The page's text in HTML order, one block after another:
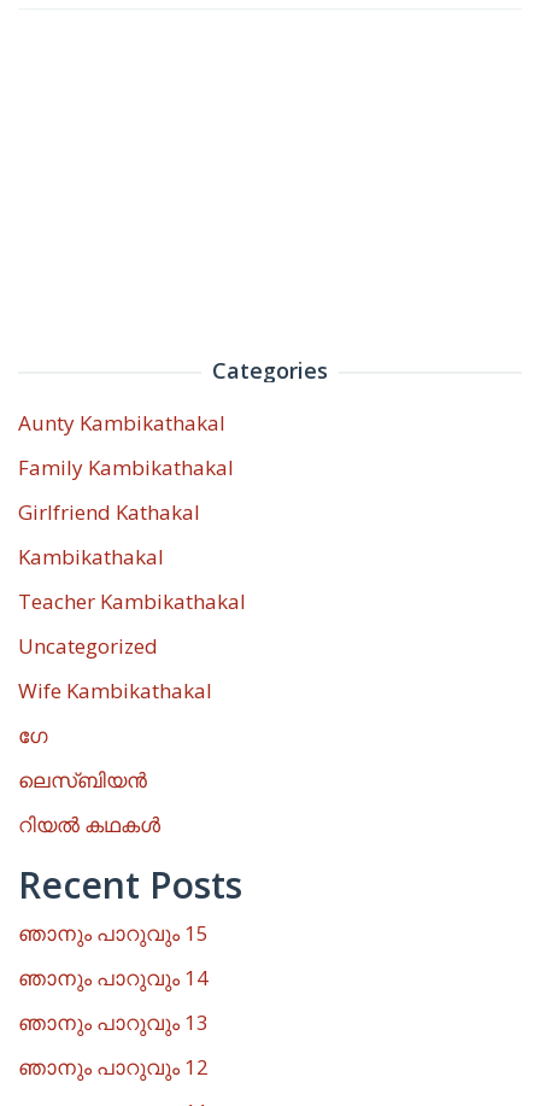
Categories
Aunty Kambikathakal
Family Kambikathakal
Girlfriend Kathakal
Kambikathakal
Teacher Kambikathakal
Uncategorized
Wife Kambikathakal
ഗേ
ലെസ്ബിയൻ
റിയൽ കഥകൾ
Recent Posts
ഞാനും പാറുവും 15
ഞാനും പാറുവും 14
ഞാനും പാറുവും 13
ഞാനും പാറുവും 12